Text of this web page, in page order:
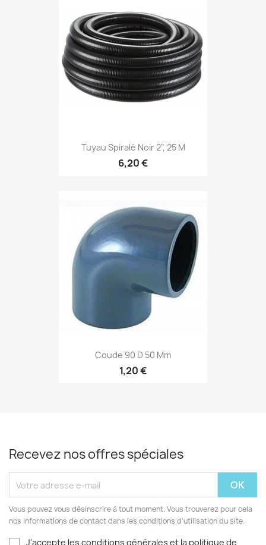
Tuyau Spiralé Noir 2", 25 M
6,20 €
Coude 90 D 50 Mm
1,20 €
Recevez nos offres spéciales
Vous pouvez vous désinscrire à tout moment. Vous trouverez pour cela
nos informations de contact dans les conditions d'utilisation du site.
J'accepte les conditions générales et la politique de